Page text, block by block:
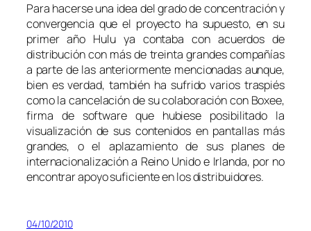
Para hacerse una idea del grado de concentración y
convergencia que el proyecto ha supuesto, en su
primer año Hulu ya contaba con acuerdos de
distribución con más de treinta grandes compañías
a parte de las anteriormente mencionadas aunque,
bien es verdad, también ha sufrido varios traspiés
como la cancelación de su colaboración con Boxee,
firma de software que hubiese posibilitado la
visualización de sus contenidos en pantallas más
grandes, o el aplazamiento de sus planes de
internacionalización a Reino Unido e Irlanda, por no
encontrar apoyo suficiente en los distribuidores.
04/10/2010